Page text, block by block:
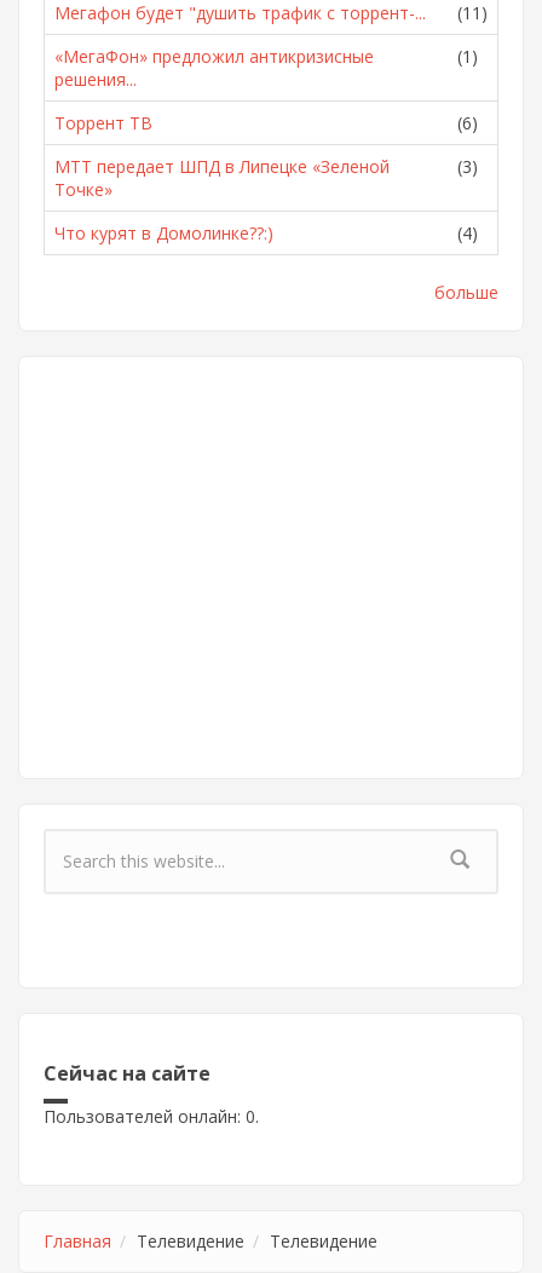
Мегафон будет "душить трафик с торрент-...
(11)
«МегаФон» предложил антикризисные
решения...
(1)
Торрент ТВ
(6)
МТТ передает ШПД в Липецке «Зеленой
Точке»
(3)
Что курят в Домолинке??:) (4)
больше
Форма поиска
Сейчас на сайте
Пользователей онлайн: 0.
Главная Телевидение Телевидение